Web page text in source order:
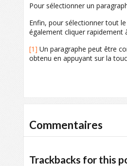
Pour sélectionner un
Enfin, pour sélectionner tout
également cliquer rapidement
[1] Un paragraphe peut être
obtenu en appuyant sur la
Commentaires
Trackbacks for this